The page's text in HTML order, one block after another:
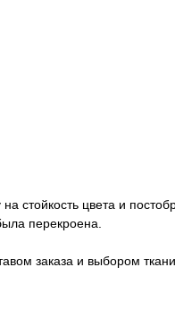
стойкость цвета и
перекроена.
заказа и выбором ткани.